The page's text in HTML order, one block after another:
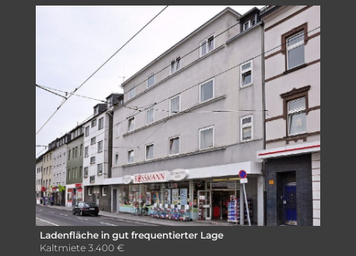
Ladenfläche in gut frequentierter Lage
Kaltmiete 3.400 €